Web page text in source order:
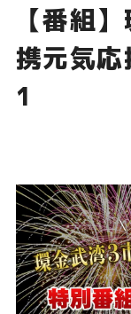
【番組
携元気
1